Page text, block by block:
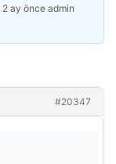
2 ay önce admin
#20347